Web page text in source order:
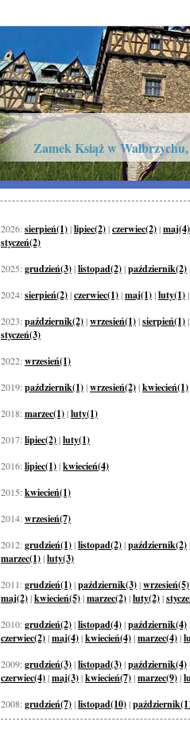
Zamek Książ w
2026:sierpień(1)|lipiec(2)|czerwiec(2)|maj(4)
styczeń(2)
2025:grudzień(3)|listopad(2)|październik(2)|
2024:sierpień(2)|czerwiec(1)|maj(1)|luty(1)|
2023:październik(2)|wrzesień(1)|sierpień(1)|
styczeń(3)
2022:wrzesień(1)
2019:październik(1)|wrzesień(2)|kwiecień(1)
2018:marzec(1)|luty(1)
2017:lipiec(2)|luty(1)
2016:lipiec(1)|kwiecień(4)
2015:kwiecień(1)
2014:wrzesień(7)
2012:grudzień(1)|listopad(2)|październik(2)|
marzec(1)|luty(3)
2011:grudzień(1)|październik(3)|wrzesień(5)
maj(2)|kwiecień(5)|marzec(2)|luty(2)|
2010:grudzień(2)|listopad(4)|październik(4)|
czerwiec(2)|maj(4)|kwiecień(4)|marzec(4)|
2009:grudzień(3)|listopad(3)|październik(4)|
czerwiec(4)|maj(3)|kwiecień(7)|marzec(9)|
2008:grudzień(7)|listopad(10)|